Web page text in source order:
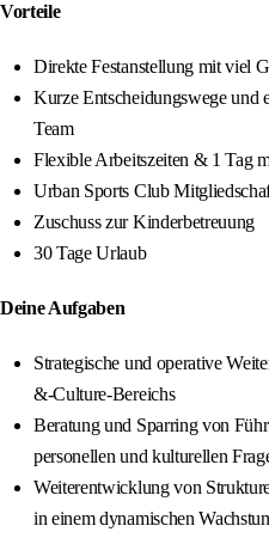
Vorteile
Direkte Festanstellung mit viel
Kurze Entscheidungswege und
Team
Flexible Arbeitszeiten & 1 Tag
Urban Sports Club
Zuschuss zur Kinderbetreuung
30 Tage Urlaub
Deine Aufgaben
Strategische und operative
&-Culture-Bereichs
Beratung und Sparring von
personellen und kulturellen
Weiterentwicklung von
in einem dynamischen